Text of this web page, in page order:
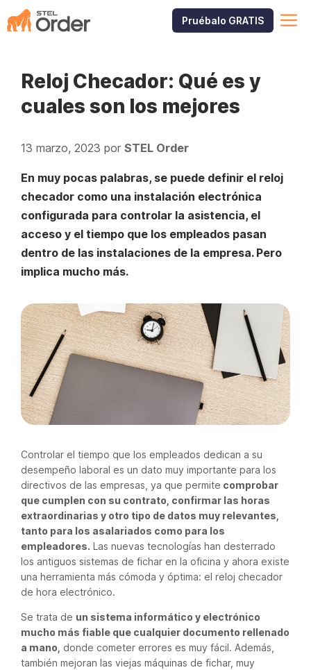
Saltar
al
Pruébalo GRATIS
Reloj Checador: Qué es y
cuales son los mejores
13 marzo, 2023 por STEL Order
En muy pocas palabras, se puede definir el reloj
checador como una instalación electrónica
configurada para controlar la asistencia, el
acceso y el tiempo que los empleados pasan
dentro de las instalaciones de la empresa. Pero
implica mucho más.
Controlar el tiempo que los empleados dedican a su
desempeño laboral es un dato muy importante para los
directivos de las empresas, ya que permite comprobar
que cumplen con su contrato, confirmar las horas
extraordinarias y otro tipo de datos muy relevantes,
tanto para los asalariados como para los
empleadores. Las nuevas tecnologías han desterrado
los antiguos sistemas de fichar en la oficina y ahora existe
una herramienta más cómoda y óptima: el reloj checador
de hora electrónico.
Se trata de un sistema informático y electrónico
mucho más fiable que cualquier documento rellenado
a mano, donde cometer errores es muy fácil. Además,
también mejoran las viejas máquinas de fichar, muy